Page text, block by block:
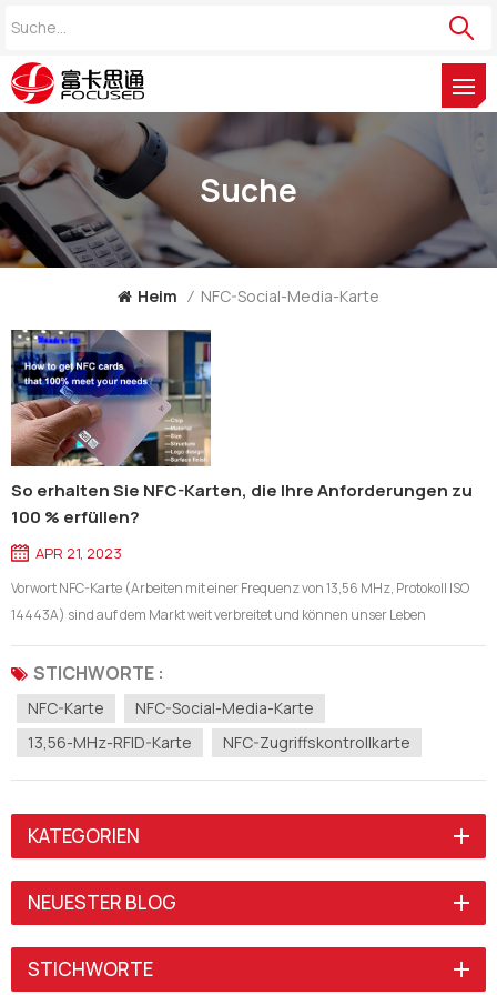
Suche
Heim / NFC-Social-Media-Karte
So erhalten Sie NFC-Karten, die Ihre Anforderungen zu
100 % erfüllen?
APR 21, 2023
Vorwort NFC-Karte (Arbeiten mit einer Frequenz von 13,56 MHz, Protokoll ISO
14443A) sind auf dem Markt weit verbreitet und können unser Leben
bequemer machen, z. B. Visitenkarten, Kreditkarten, Mitgliedskarten,
Hotelkarten / Zugangskontrollkarten usw., die Unternehmen und
Einzelpersonen ef...
STICHWORTE :
NFC-Karte
NFC-Social-Media-Karte
13,56-MHz-RFID-Karte
NFC-Zugriffskontrollkarte
KATEGORIEN
NEUESTER BLOG
STICHWORTE